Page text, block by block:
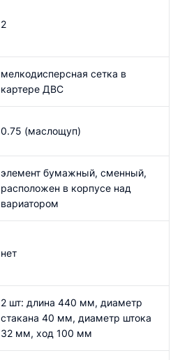
2
мелкодисперсная сетка в
картере ДВС
0.75 (маслощуп)
элемент бумажный, сменный,
расположен в корпусе над
вариатором
нет
2 шт: длина 440 мм, диаметр
стакана 40 мм, диаметр штока
32 мм, ход 100 мм